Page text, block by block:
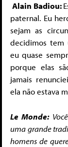
Alain Badiou:
paternal. Eu
sejam as
decidimos tem
eu quase
porque elas
jamais
ela não estava
Le Monde:
uma grande
homens de